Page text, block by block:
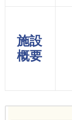
施設
概要